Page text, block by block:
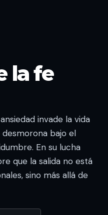
la fe
invade la vida
desmorona bajo el
En su lucha
que la salida no está
sino más allá de